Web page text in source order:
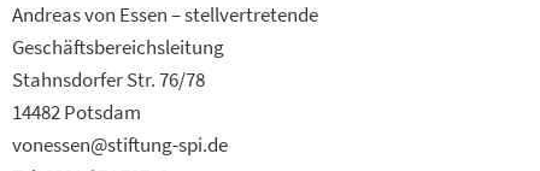
Andreas von Essen – stellvertretende
Geschäftsbereichsleitung
Stahnsdorfer Str. 76/78
14482 Potsdam
vonessen@stiftung-spi.de